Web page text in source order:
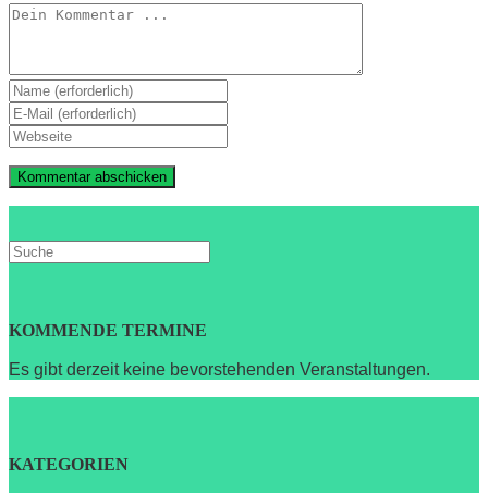
Kommentieren
Gib
deinen
Namen
oder
Benutzernamen
zum
Kommentieren
Gib
deine
E-
Mail-
Adresse
zum
ein
Gib
deine
Website-
URL
ein
Search
this
KOMMENDE TERMINE
Es gibt derzeit keine bevorstehenden Veranstaltungen.
KATEGORIEN